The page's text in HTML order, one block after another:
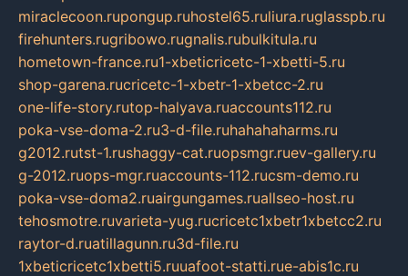
miraclecoon.rupongup.ruhostel65.ruliura.ruglasspb.ru
firehunters.rugribowo.rugnalis.rubulkitula.ru
hometown-france.ru1-xbeticricetc-1-xbetti-5.ru
shop-garena.rucricetc-1-xbetr-1-xbetcc-2.ru
one-life-story.rutop-halyava.ruaccounts112.ru
poka-vse-doma-2.ru3-d-file.ruhahahaharms.ru
g2012.rutst-1.rushaggy-cat.ruopsmgr.ruev-gallery.ru
g-2012.ruops-mgr.ruaccounts-112.rucsm-demo.ru
poka-vse-doma2.ruairgungames.ruallseo-host.ru
tehosmotre.ruvarieta-yug.rucricetc1xbetr1xbetcc2.ru
raytor-d.ruatillagunn.ru3d-file.ru
1xbeticricetc1xbetti5.ruuafoot-statti.rue-abis1c.ru